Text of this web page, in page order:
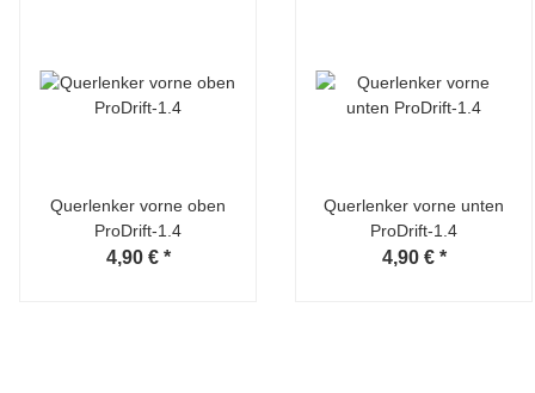
Querlenker vorne oben
ProDrift-1.4
4,90 € *
Querlenker vorne unten
ProDrift-1.4
4,90 € *